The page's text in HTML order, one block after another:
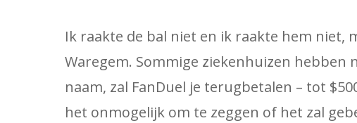
Ik raakte de bal niet en ik raakte hem niet,
Waregem. Sommige ziekenhuizen
naam, zal FanDuel je terugbetalen – tot
het onmogelijk om te zeggen of het zal